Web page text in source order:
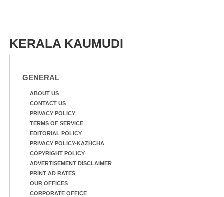
KERALA KAUMUDI
GENERAL
ABOUT US
CONTACT US
PRIVACY POLICY
TERMS OF SERVICE
EDITORIAL POLICY
PRIVACY POLICY-KAZHCHA
COPYRIGHT POLICY
ADVERTISEMENT DISCLAIMER
PRINT AD RATES
OUR OFFICES
CORPORATE OFFICE